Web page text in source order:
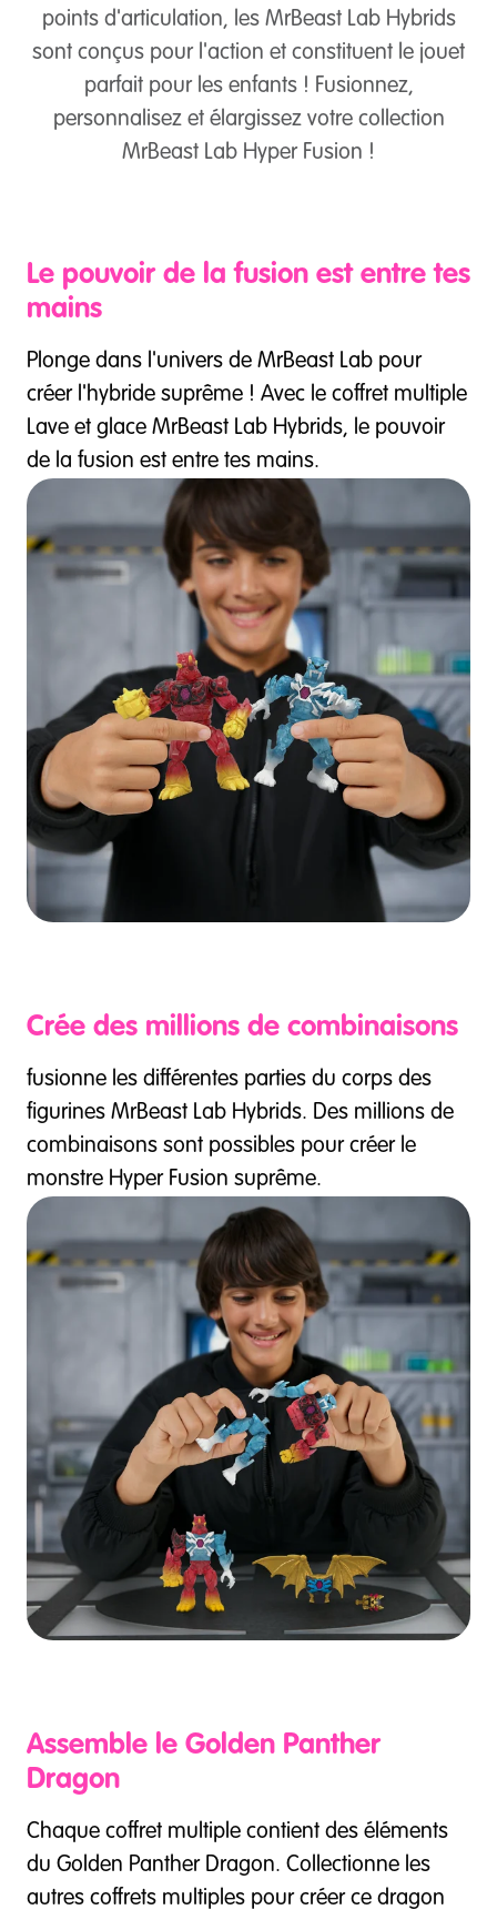
points d'articulation, les MrBeast Lab Hybrids
sont conçus pour l'action et constituent le jouet
parfait pour les enfants ! Fusionnez,
personnalisez et élargissez votre collection
MrBeast Lab Hyper Fusion !
Le pouvoir de la fusion est entre tes
mains
Plonge dans l'univers de MrBeast Lab pour
créer l'hybride suprême ! Avec le coffret multiple
Lave et glace MrBeast Lab Hybrids, le pouvoir
de la fusion est entre tes mains.
Crée des millions de combinaisons
fusionne les différentes parties du corps des
figurines MrBeast Lab Hybrids. Des millions de
combinaisons sont possibles pour créer le
monstre Hyper Fusion suprême.
Assemble le Golden Panther
Dragon
Chaque coffret multiple contient des éléments
du Golden Panther Dragon. Collectionne les
autres coffrets multiples pour créer ce dragon